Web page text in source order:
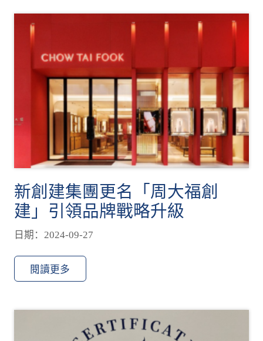
新創建集團更名「周大福創
建」引領品牌戰略升級
日期：2024-09-27
閱讀更多